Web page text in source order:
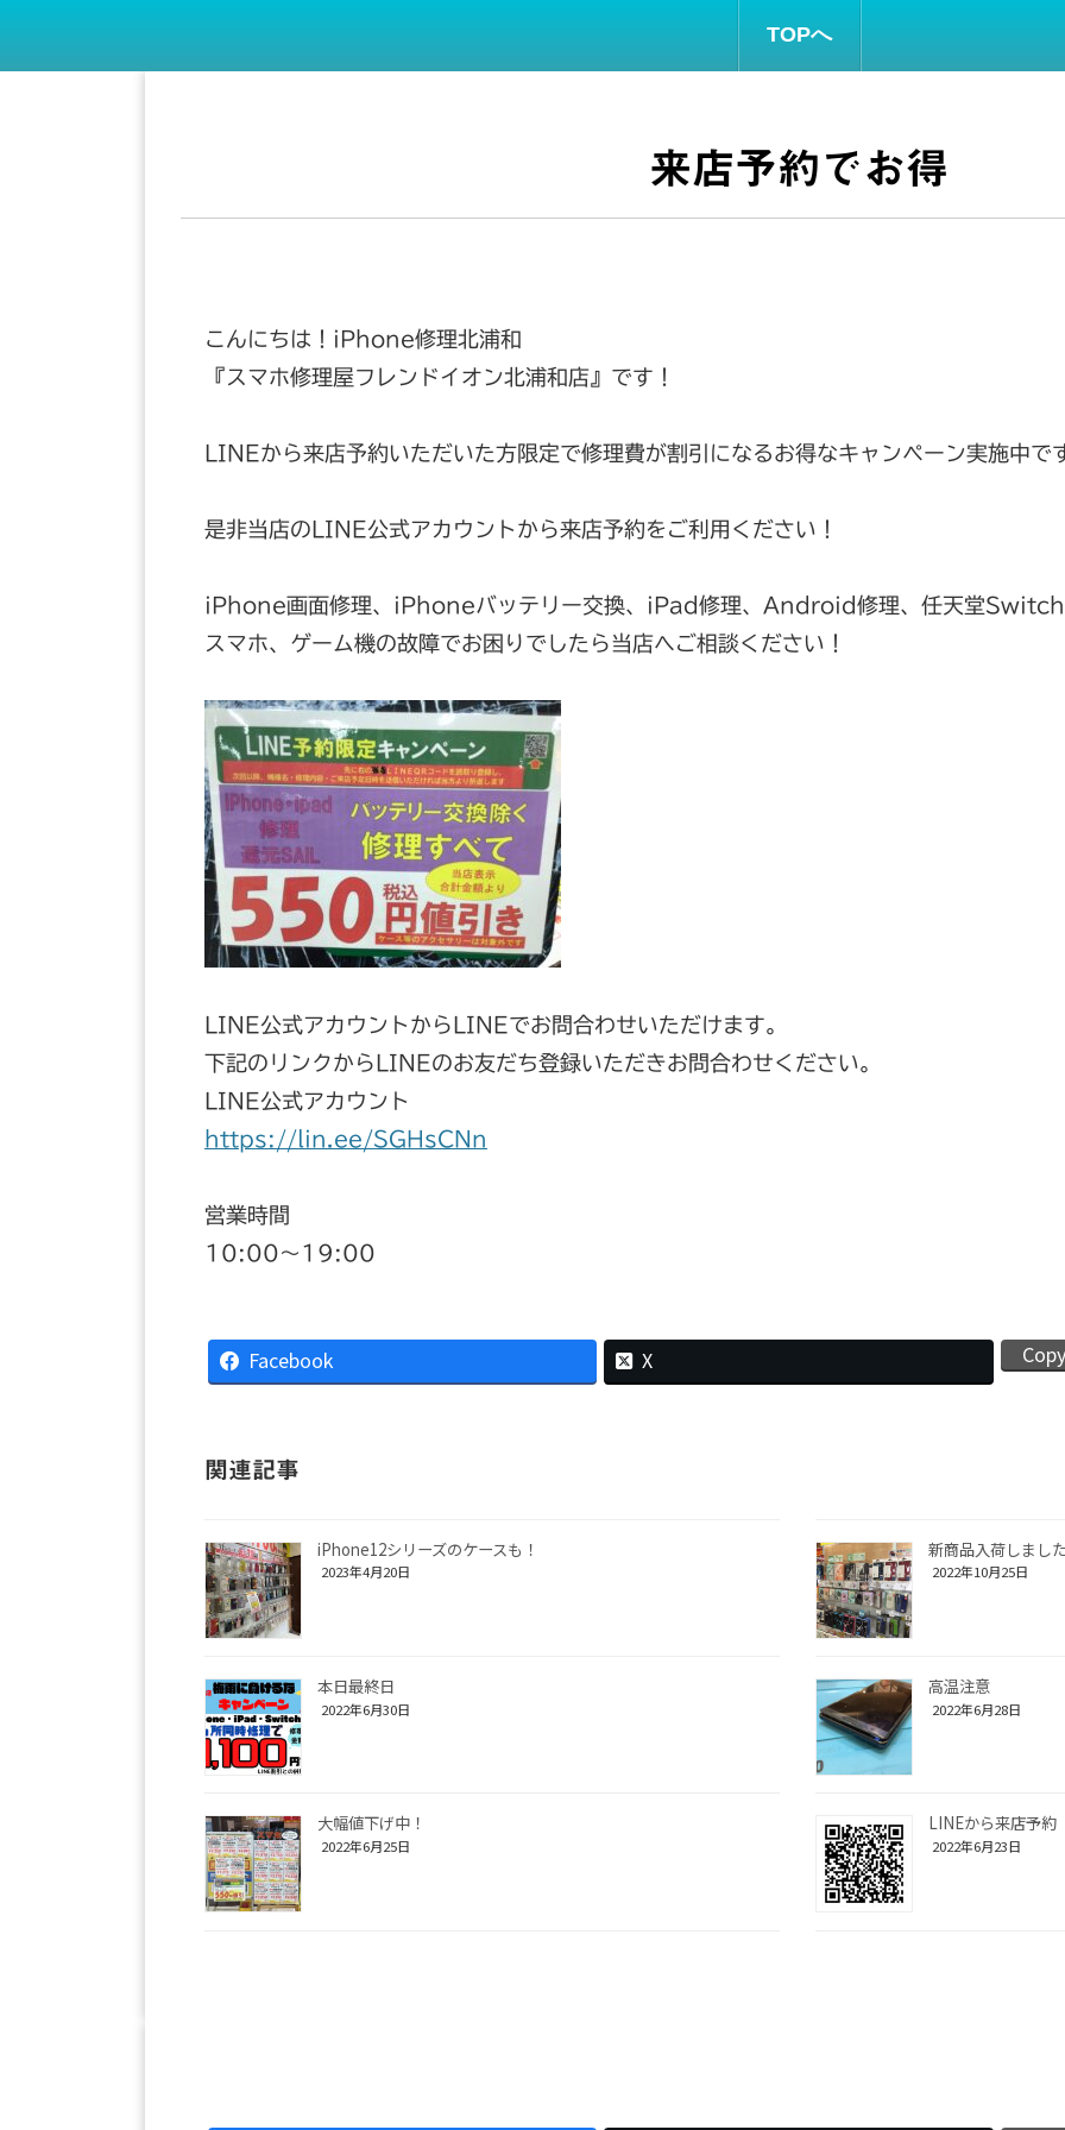
TOPへ
来店予約でお得
こんにちは！iPhone修理北浦和
『スマホ修理屋フレンドイオン北浦和店』です！
LINEから来店予約いただいた方限定で修理費が割引になるお得なキャンペーン実施中で
是非当店のLINE公式アカウントから来店予約をご利用ください！
iPhone画面修理、iPhoneバッテリー交換、iPad修理、Android修理、任天堂
スマホ、ゲーム機の故障でお困りでしたら当店へご相談ください！
LINE公式アカウントからLINEでお問合わせいただけます。
下記のリンクからLINEのお友だち登録いただきお問合わせください。
LINE公式アカウント
https://lin.ee/SGHsCNn
営業時間
10:00〜19:00
Facebook X Copy
関連記事
iPhone12シリーズのケースも！
2023年4月20日
新商品入荷しまし
2022年10月25日
本日最終日
2022年6月30日
高温注意
2022年6月28日
大幅値下げ中！
2022年6月25日
LINEから来店予約
2022年6月23日